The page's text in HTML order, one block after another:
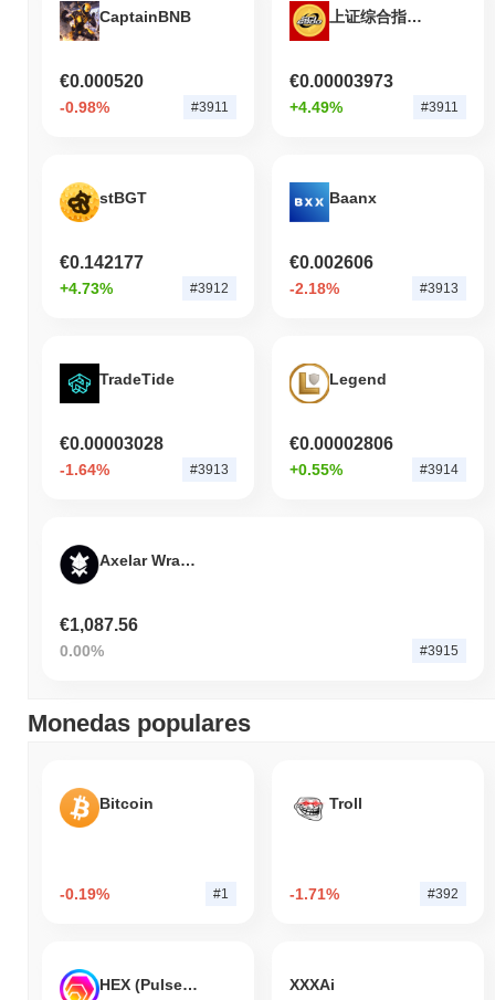
¿Cuál es el historial del rango de precios de
Máximo Histórico (ATH):€0.015613
¿Cuál es la capitalización de mercado actual de
coby?
La capitalización de mercado de coby es aproximadamente
€30,653.27
, clasificándolo en el puesto #3908 globalmente por
¿Cómo se está desempeñando coby en
comparación con el mercado cripto en general?
mercado cripto general que registró una disminución del
Esto indica un rendimiento sólido en la acción del precio de
CaptainBNB
€0.000520
-0.98% #3911
上证综合指数6900 (Shanghai Composite Index 6900)
€0.00003973
+4.49% #3911
stBGT
€0.142177
+4.73% #3912
Baanx
€0.002606
-2.18% #3913
TradeTide
€0.00003028
-1.64% #3913
Legend
€0.00002806
+0.55% #3914
Axelar Wrapped Frax Eth
€1,087.56
0.00% #3915
Monedas populares
Bitcoin
-0.19% #1
Troll
-1.71% #392
HEX (Pulsechain) XXXAi